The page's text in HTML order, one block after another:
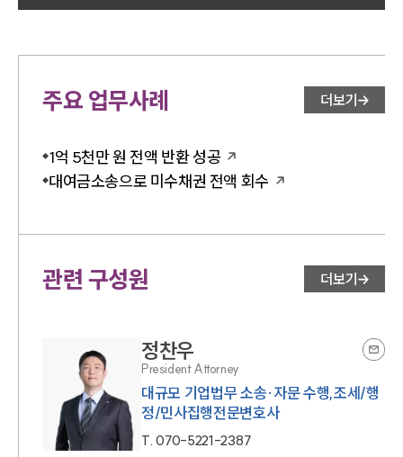
언론보도
법률 블로그
세미나
주요 업무사례 더보기
1억 5천만 원 전액 반환 성공
대여금소송으로 미수채권 전액 회수
관련 구성원 더보기
정찬우
President Attorney
대규모 기업법무 소송·자문 수행,조세/행
정/민사집행전문변호사
T.070-5221-2387